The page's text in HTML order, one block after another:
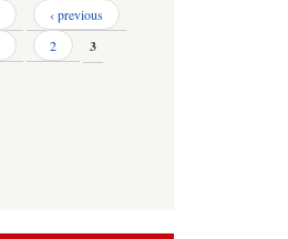
‹ previous
2 3